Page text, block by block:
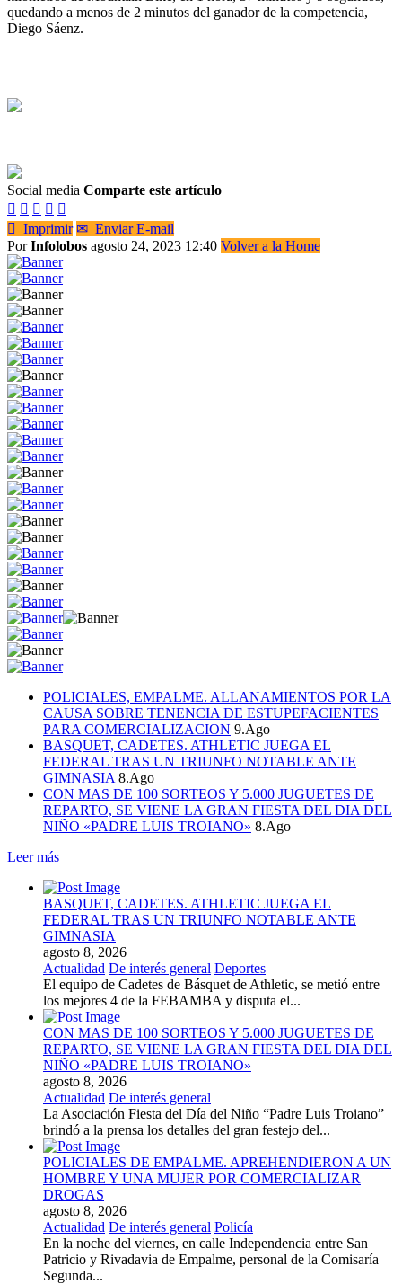
quedando a menos de 2 minutos del ganador de la competencia,
Diego Sáenz.
Social media Comparte este artículo
    
 Imprimir ✉ Enviar E-mail
PorInfolobos agosto 24, 2023 12:40 Volver a la Home
POLICIALES, EMPALME. ALLANAMIENTOS POR LA
CAUSA SOBRE TENENCIA DE ESTUPEFACIENTES
PARA COMERCIALIZACION 9.Ago
BASQUET, CADETES. ATHLETIC JUEGA EL
FEDERAL TRAS UN TRIUNFO NOTABLE ANTE
GIMNASIA 8.Ago
CON MAS DE 100 SORTEOS Y 5.000 JUGUETES DE
REPARTO, SE VIENE LA GRAN FIESTA DEL DIA DEL
NIÑO «PADRE LUIS TROIANO» 8.Ago
Leer más
BASQUET, CADETES. ATHLETIC JUEGA EL
FEDERAL TRAS UN TRIUNFO NOTABLE ANTE
GIMNASIA
agosto 8, 2026
Actualidad De interés general Deportes
El equipo de Cadetes de Básquet de Athletic, se metió entre
los mejores 4 de la FEBAMBA y disputa el...
CON MAS DE 100 SORTEOS Y 5.000 JUGUETES DE
REPARTO, SE VIENE LA GRAN FIESTA DEL DIA DEL
NIÑO «PADRE LUIS TROIANO»
agosto 8, 2026
Actualidad De interés general
La Asociación Fiesta del Día del Niño “Padre Luis Troiano”
brindó a la prensa los detalles del gran festejo del...
POLICIALES DE EMPALME. APREHENDIERON A UN
HOMBRE Y UNA MUJER POR COMERCIALIZAR
DROGAS
agosto 8, 2026
Actualidad De interés general Policía
En la noche del viernes, en calle Independencia entre San
Patricio y Rivadavia de Empalme, personal de la Comisaría
Segunda...